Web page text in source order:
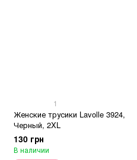
1
Женские трусики Lavolle 3924,
Черный, 2XL
130 грн
В наличии